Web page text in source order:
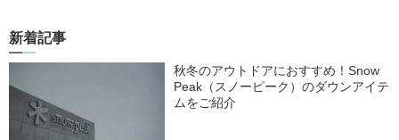
新着記事
秋冬のアウトドアにおすすめ！Snow
Peak（スノーピーク）のダウンアイテ
ムをご紹介